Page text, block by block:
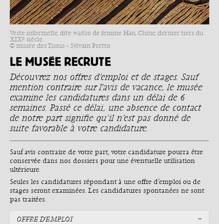
Veste informelle, dite waitao de femme Han, Chine, dernier tiers du
XIXe siècle.
© musée des Tissus – Sylvain Pretto
LE MUSÉE RECRUTE
Découvrez nos offres d’emploi et de stages. Sauf
mention contraire sur l'avis de vacance, le musée
examine les candidatures dans un délai de 6
semaines. Passé ce délai, une absence de contact
de notre part signifie qu’il n’est pas donné de
suite favorable à votre candidature.
Sauf avis contraire de votre part, votre candidature pourra être
conservée dans nos dossiers pour une éventuelle utilisation
ultérieure.
Seules les candidatures répondant à une offre d’emploi ou de
stages seront examinées. Les candidatures spontanées ne sont
pas traitées.
OFFRE D'EMPLOI